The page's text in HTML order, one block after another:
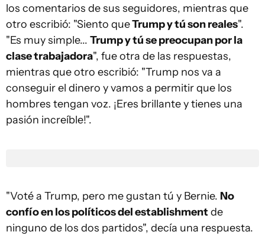
los comentarios de sus seguidores, mientras que
otro escribió: "Siento queTrump y tú son reales".
"Es muy simple... Trump y tú se preocupan por la
clase trabajadora", fue otra de las respuestas,
mientras que otro escribió: "Trump nos va a
conseguir el dinero y vamos a permitir que los
hombres tengan voz. ¡Eres brillante y tienes una
pasión increíble!".
"Voté a Trump, pero me gustan tú y Bernie. No
confío en los políticos del establishment de
ninguno de los dos partidos", decía una respuesta.